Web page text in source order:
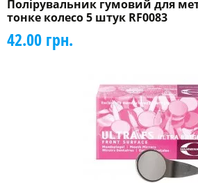
Полірувальник гумовий для
тонке колесо 5 штук RF0083
42.00 грн.